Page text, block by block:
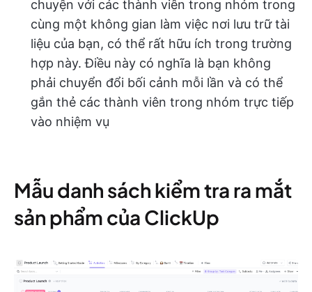
chuyện với các thành viên trong nhóm trong
cùng một không gian làm việc nơi lưu trữ tài
liệu của bạn, có thể rất hữu ích trong trường
hợp này. Điều này có nghĩa là bạn không
phải chuyển đổi bối cảnh mỗi lần và có thể
gắn thẻ các thành viên trong nhóm trực tiếp
vào nhiệm vụ
Mẫu danh sách kiểm tra ra mắt
sản phẩm của ClickUp